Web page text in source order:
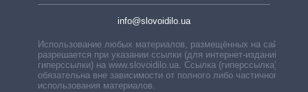
info@slovoidilo.ua
Использование любых материалов, размещённых на сайте,
разрешается при указании ссылки (для интернет-изданий —
гиперссылки) на www.slovoidilo.ua. Ссылка (гиперссылка)
обязательна вне зависимости от полного либо частичного
использования материалов.